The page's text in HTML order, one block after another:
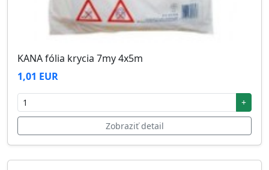
KANA fólia krycia 7my 4x5m
1,01 EUR
+
Zobraziť detail